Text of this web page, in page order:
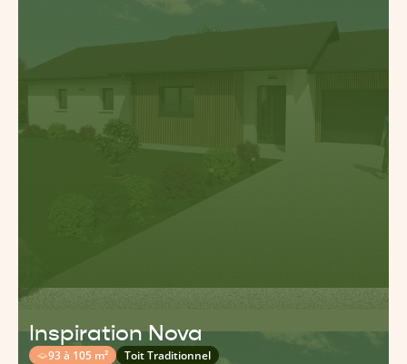
Inspiration Nova
93 à 105 m² Toit Traditionnel